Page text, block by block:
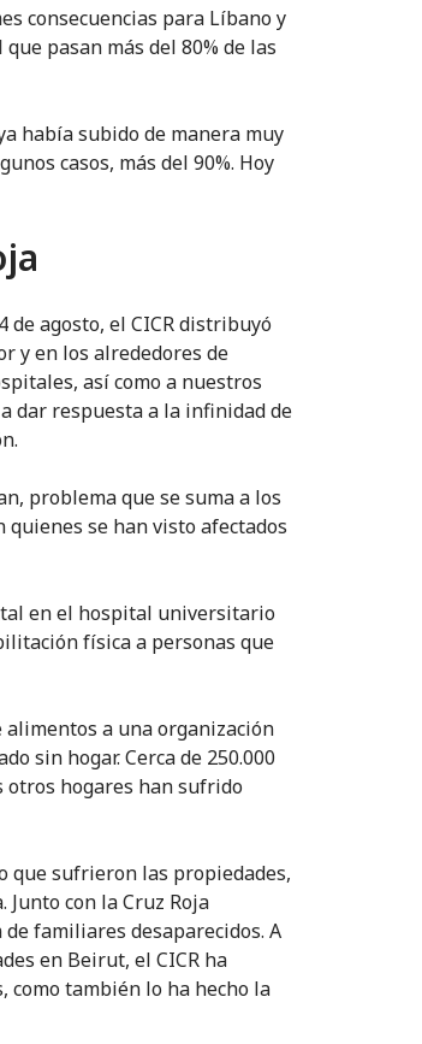
consecuencias para Líbano y
pasan más del 80% de las
había subido de manera muy
casos, más del 90%. Hoy
agosto, el CICR distribuyó
y en los alrededores de
así como a nuestros
dar respuesta a la infinidad de
problema que se suma a los
se han visto afectados
en el hospital universitario
física a personas que
alimentos a una organización
sin hogar. Cerca de 250.000
otros hogares han sufrido
que sufrieron las propiedades,
con la Cruz Roja
familiares desaparecidos. A
en Beirut, el CICR ha
también lo ha hecho la